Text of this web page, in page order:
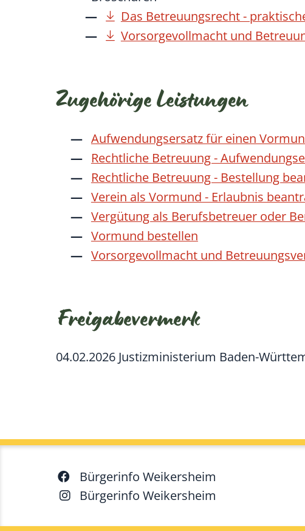
Das Betreuungsrecht -
Vorsorgevollmacht und
Zugehörige Leistungen
Aufwendungsersatz für einen
Rechtliche Betreuung -
Rechtliche Betreuung - Bestellung
Verein als Vormund - Erlaubnis
Vergütung als Berufsbetreuer oder
Vormund bestellen
Vorsorgevollmacht und
Freigabevermerk
04.02.2026 Justizministerium Baden-
Bürgerinfo Weikersheim
Bürgerinfo Weikersheim